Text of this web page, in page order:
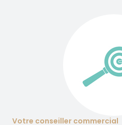
Votre conseiller commercial